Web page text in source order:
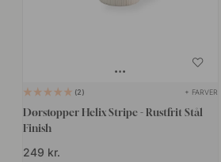
2 + FARVER
Dørstopper Helix Stripe - Rustfrit Stål
Finish
249 kr.